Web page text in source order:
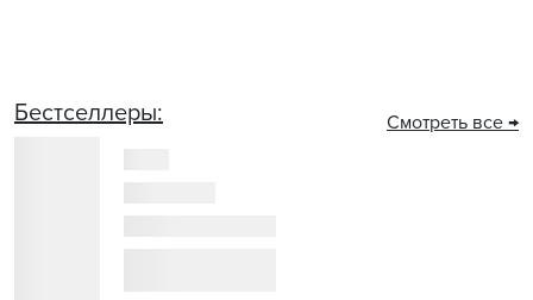
Бестселлеры: Смотреть все →